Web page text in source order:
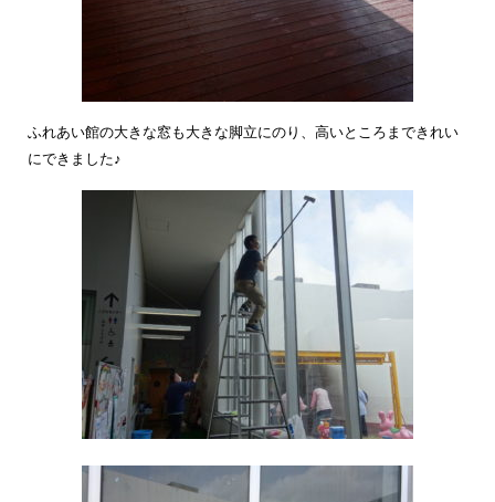
ふれあい館の大きな窓も大きな脚立にのり、高いところまできれい
にできました♪